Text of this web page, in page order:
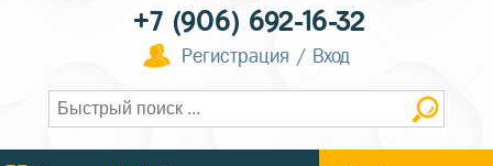
+7 (906) 692-16-32
Регистрация / Вход